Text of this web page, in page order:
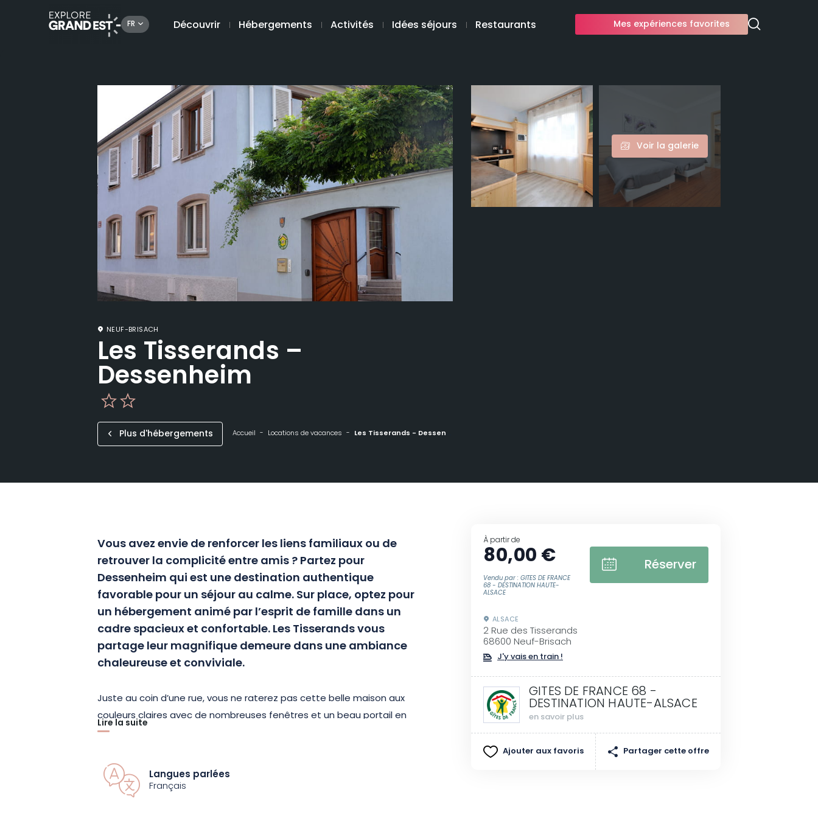
FR Découvrir Hébergements Activités Idées séjours Restaurants Mes expériences favorites
Voir la galerie
NEUF-BRISACH
Les Tisserands –
Dessenheim
Plus d'hébergements Accueil Locations de vacances Les Tisserands - Dessenheim
Vous avez envie de renforcer les liens familiaux ou de
retrouver la complicité entre amis ? Partez pour
Dessenheim qui est une destination authentique
favorable pour un séjour au calme. Sur place, optez pour
un hébergement animé par l’esprit de famille dans un
cadre spacieux et confortable. Les Tisserands vous
partage leur magnifique demeure dans une ambiance
chaleureuse et conviviale.
Juste au coin d’une rue, vous ne raterez pas cette belle maison aux
couleurs claires avec de nombreuses fenêtres et un beau portail en
bois. Derrière le portail, vous avez une cour ombragée équipée d’un
propriétaires ont rénové le rez-de-chaussée pour accueillir une famille
ou un groupe d’amis de 6 personnes.
Lire la suite
Langues parlées
Français
À partir de
80,00 €
Vendu par : GITES DE FRANCE
68 - DESTINATION HAUTE-
ALSACE
Réserver
ALSACE
2 Rue des Tisserands
68600 Neuf-Brisach
J'y vais en train !
GITES DE FRANCE 68 -
DESTINATION HAUTE-ALSACE
en savoir plus
Ajouter aux favoris Partager cette offre